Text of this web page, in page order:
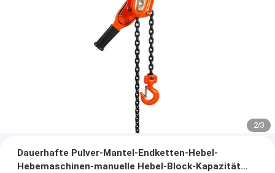
2/3
Dauerhafte Pulver-Mantel-Endketten-Hebel-
Hebemaschinen-manuelle Hebel-Block-Kapazität